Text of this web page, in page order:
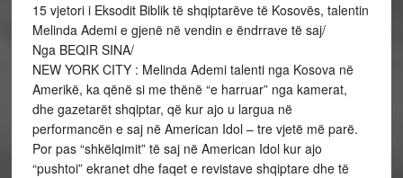
15 vjetori i Eksodit Biblik të shqiptarëve të Kosovës, talentin
Melinda Ademi e gjenë në vendin e ëndrrave të saj/
Nga BEQIR SINA/
NEW YORK CITY : Melinda Ademi talenti nga Kosova në
Amerikë, ka qënë si me thënë “e harruar” nga kamerat,
dhe gazetarët shqiptar, që kur ajo u largua në
performancën e saj në American Idol – tre vjetë më parë.
Por pas “shkëlqimit” të saj në American Idol kur ajo
“pushtoi” ekranet dhe faqet e revistave shqiptare dhe të